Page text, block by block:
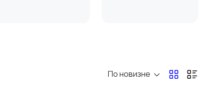
По новизне